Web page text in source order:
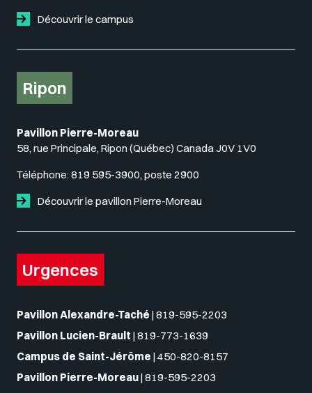
Découvrir le campus
Ripon
Pavillon Pierre-Moreau
58, rue Principale, Ripon (Québec) Canada J0V 1V0
Téléphone: 819 595-3900, poste 2900
Découvrir le pavillon Pierre-Moreau
Urgences
Pavillon Alexandre-Taché | 819-595-2203
Pavillon Lucien-Brault | 819-773-1639
Campus de Saint-Jérôme | 450-820-8157
Pavillon Pierre-Moreau| 819-595-2203